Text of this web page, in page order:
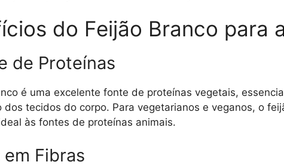
do Feijão Branco para
de Proteínas
é uma excelente fonte de proteínas vegetais,
dos tecidos do corpo. Para vegetarianos e veganos, o
às fontes de proteínas animais.
em Fibras